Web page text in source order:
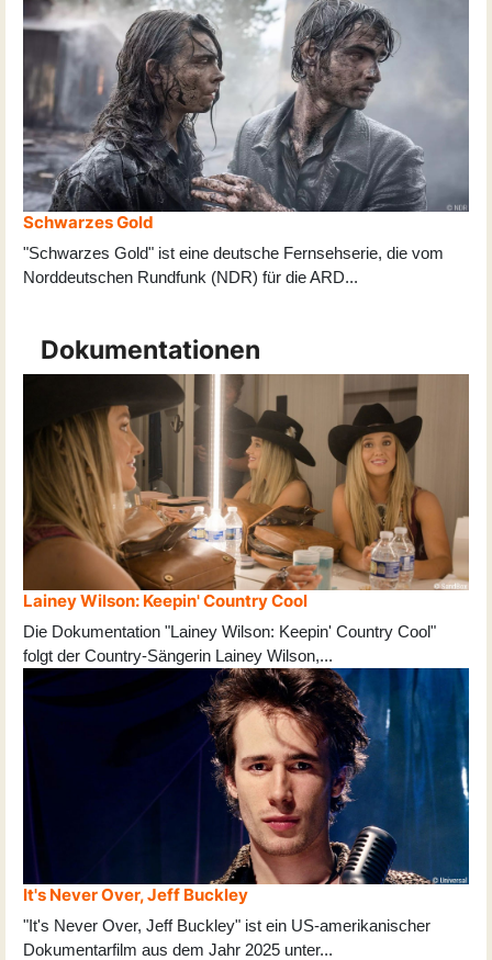
Schwarzes Gold
"Schwarzes Gold" ist eine deutsche Fernsehserie, die vom
Norddeutschen Rundfunk (NDR) für die ARD...
Dokumentationen
Lainey Wilson: Keepin' Country Cool
Die Dokumentation "Lainey Wilson: Keepin' Country Cool"
folgt der Country-Sängerin Lainey Wilson,...
It's Never Over, Jeff Buckley
"It's Never Over, Jeff Buckley" ist ein US-amerikanischer
Dokumentarfilm aus dem Jahr 2025 unter...